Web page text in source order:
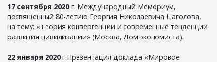
17 сентября 2020г. Международный Мемориум,
посвященный 80-летию Георгия Николаевича Цаголова,
на тему: «Теория конвергенции и современные тенденции
развития цивилизации» (Москва, Дом экономиста).
22 января 2020г.Презентация доклада «Мировое